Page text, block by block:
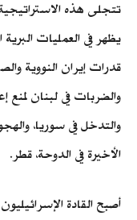
تتجلى هذه
يظهر في العمليات البرية
قدرات إيران النووية
والضربات في لبنان لمنع
والتدخل في سوريا،
الأخيرة في الدوحة، قطر.
أصبح القادة